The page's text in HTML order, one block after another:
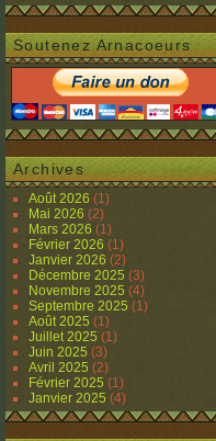
Soutenez Arnacoeurs
Archives
Août 2026 (1)
Mai 2026 (2)
Mars 2026 (1)
Février 2026 (1)
Janvier 2026 (2)
Décembre 2025 (3)
Novembre 2025 (4)
Septembre 2025 (1)
Août 2025 (1)
Juillet 2025 (1)
Juin 2025 (3)
Avril 2025 (2)
Février 2025 (1)
Janvier 2025 (4)